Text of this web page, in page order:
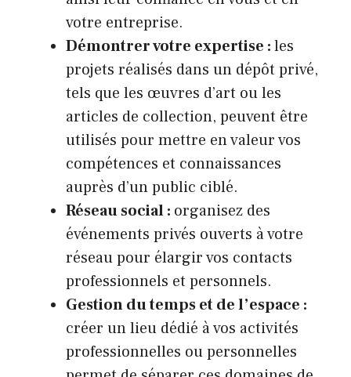
votre entreprise.
Démontrer votre expertise :les
projets réalisés dans un dépôt privé,
tels que les œuvres d’art ou les
articles de collection, peuvent être
utilisés pour mettre en valeur vos
compétences et connaissances
auprès d’un public ciblé.
Réseau social : organisez des
événements privés ouverts à votre
réseau pour élargir vos contacts
professionnels et personnels.
Gestion du temps et de l’espace :
créer un lieu dédié à vos activités
professionnelles ou personnelles